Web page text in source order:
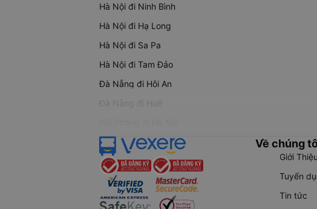
Hà Nội đi Ninh Bình
Hà Nội đi Hạ Long
Hà Nội đi Sa Pa
Hà Nội đi Tam Đảo
Đà Nẵng đi Hội An
Đà Nẵng đi Huế
Về chúng
Giới
Tuyển
Tin tức